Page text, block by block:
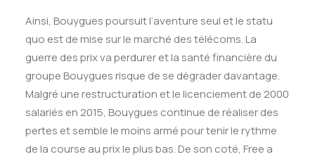
Ainsi, Bouygues poursuit l’aventure seul et le statu
quo est de mise sur le marché des télécoms. La
guerre des prix va perdurer et la santé financière du
groupe Bouygues risque de se dégrader davantage.
Malgré une restructuration et le licenciement de 2000
salariés en 2015, Bouygues continue de réaliser des
pertes et semble le moins armé pour tenir le rythme
de la course au prix le plus bas. De son coté, Free a